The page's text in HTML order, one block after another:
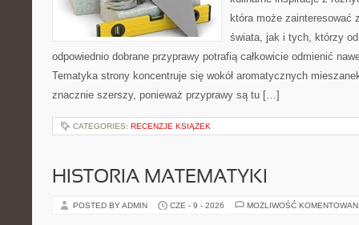
która może zainteresować
świata, jak i tych, którzy
odpowiednio dobrane przyprawy potrafią całkowicie odmienić
Tematyka strony koncentruje się wokół aromatycznych
znacznie szerszy, ponieważ przyprawy są tu […]
CATEGORIES: RECENZJE KSIĄŻEK
HISTORIA MATEMATYKI
POSTED BY ADMIN CZE - 9 - 2026 MOŻLIWOŚĆ